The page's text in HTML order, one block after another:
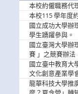
本校約僱職務代
本校115 學年度
國立成功大學辦
學生踴躍參與。
國立臺灣大學辦
賽 」之競賽辦法
國立臺中教育大
文化創意產業學
中舊城都市建築
公告周知。
龍華科技大學推